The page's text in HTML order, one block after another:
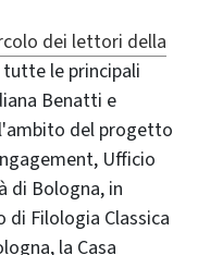
dei lettori della
tutte le principali
Benatti e
del progetto
Ufficio
di Bologna, in
Filologia Classica
la Casa